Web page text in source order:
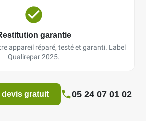
garantie
appareil réparé, testé et garanti. Label
Qualirepar 2025.
devis gratuit 05 24 07 01 02